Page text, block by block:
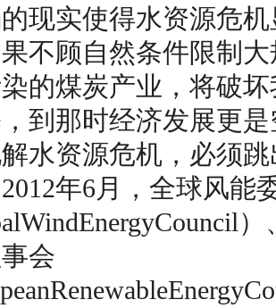
现实使得水资源危
不顾自然条件限制
的煤炭产业，将破
到那时经济发展更
资源危机，必须跳
年6月，全球风能
会